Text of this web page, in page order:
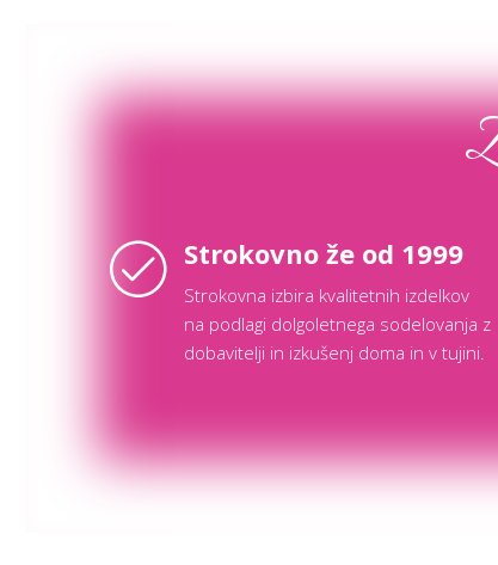
Strokovno že od 1999
Strokovna izbira kvalitetnih izdelkov
na podlagi dolgoletnega sodelovanja z
dobavitelji in izkušenj doma in v tujini.